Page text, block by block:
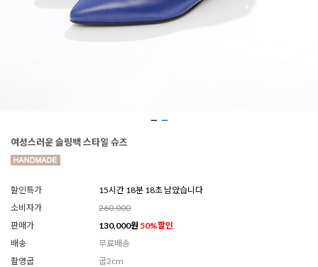
여성스러운 슬링백 스타일 슈즈
할인특가
15시간 18분 16초 남았습니다
소비자가
260,000
판매가
130,000원 50%할인
배송
무료배송
촬영굽
굽2cm